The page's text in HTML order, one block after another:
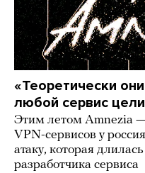
«Теоретически
любой сервис
Этим летом Amnezia
VPN-сервисов у
атаку, которая
разработчика сервиса